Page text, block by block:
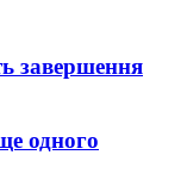
завершення
одного